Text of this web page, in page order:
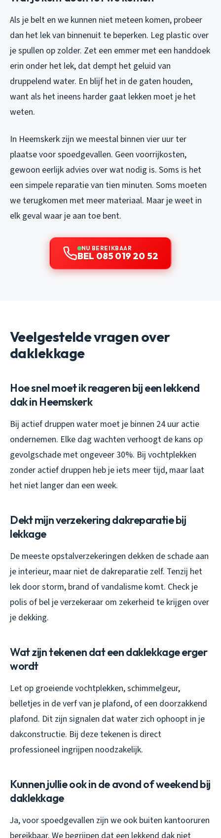
Als je belt en we kunnen niet meteen komen, probeer
dan het lek van binnenuit te beperken. Leg plastic over
je spullen op zolder. Zet een emmer met een handdoek
erin onder het lek, dat dempt het geluid van
druppelend water. En blijf het in de gaten houden,
want als het ineens harder gaat lekken moet je het
weten.
In Heemskerk zijn we meestal binnen vier uur ter
plaatse voor spoedgevallen. Geen voorrijkosten,
gewoon eerlijk advies over wat nodig is. Soms is het
een simpele reparatie van tien minuten. Soms moeten
we terugkomen met meer materiaal. Maar je weet in
elk geval waar je aan toe bent.
NU BEREIKBAAR
BEL 085 019 20 52
Veelgestelde vragen over
daklekkage
Hoe snel moet ik reageren bij een lekkend
dak in Heemskerk
Bij actief druppen water moet je binnen 24 uur actie
ondernemen. Elke dag wachten verhoogt de kans op
gevolgschade met ongeveer 30%. Bij vochtplekken
zonder actief druppen heb je iets meer tijd, maar laat
het niet langer dan een week.
Dekt mijn verzekering dakreparatie bij
lekkage
De meeste opstalverzekeringen dekken de schade aan
je interieur, maar niet de dakreparatie zelf. Tenzij het
lek door storm, brand of vandalisme komt. Check je
polis of bel je verzekeraar om zekerheid te krijgen over
je dekking.
Wat zijn tekenen dat een daklekkage erger
wordt
Let op groeiende vochtplekken, schimmelgeur,
belletjes in de verf van je plafond, of een doorzakkend
plafond. Dit zijn signalen dat water zich ophoopt in je
dakconstructie. Bij deze tekenen is direct
professioneel ingrijpen noodzakelijk.
Kunnen jullie ook in de avond of weekend bij
daklekkage
Ja, voor spoedgevallen zijn we ook buiten kantooruren